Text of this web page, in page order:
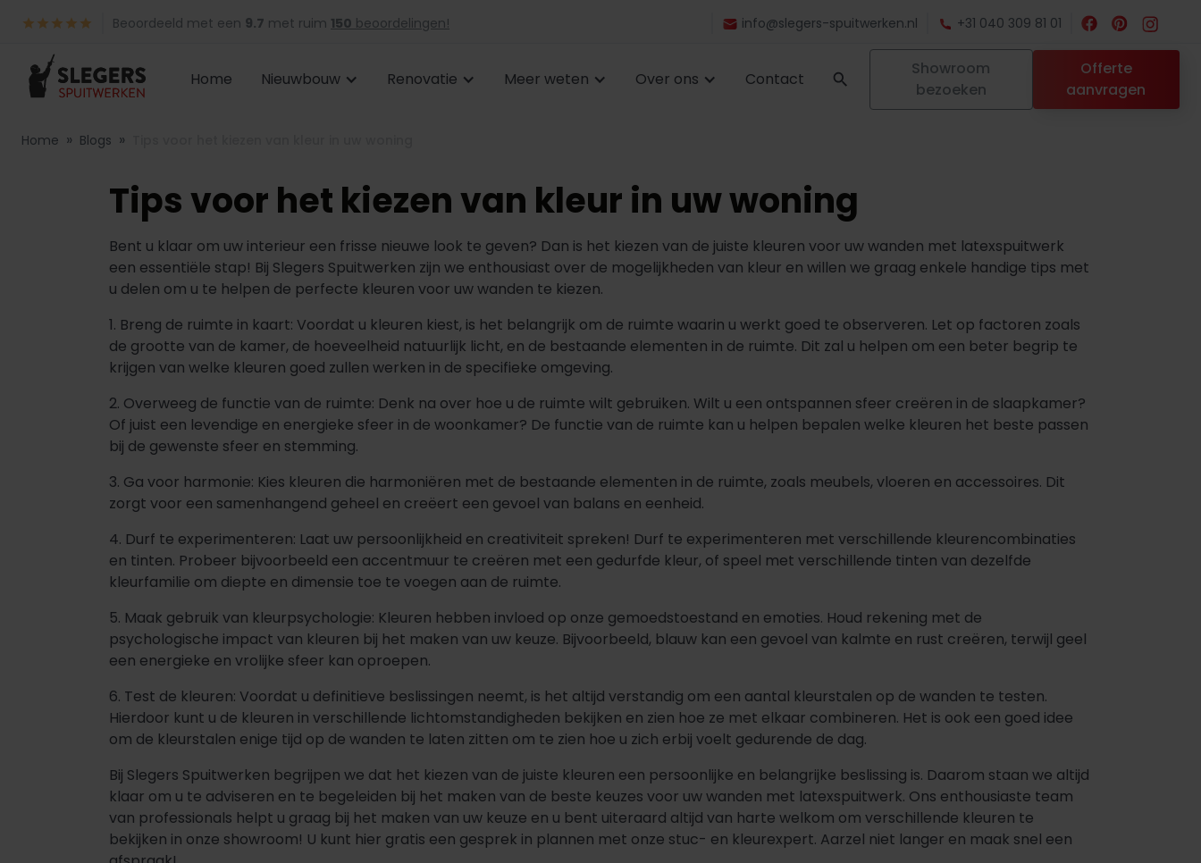
Beoordeeld met een 9.7 met ruim 150 beoordelingen! info@slegers-spuitwerken.nl +31 040 309 81 01
Home Nieuwbouw Renovatie Meer weten Over ons Contact
Showroom
bezoeken
Offerte
aanvragen
Home » Blogs »
Tips voor het kiezen van kleur in uw woning
Bent u klaar om uw interieur een frisse nieuwe look te geven? Dan is het kiezen van de juiste kleuren voor uw wanden met latexspuitwerk
een essentiële stap! Bij Slegers Spuitwerken zijn we enthousiast over de mogelijkheden van kleur en willen we graag enkele handige tips met
u delen om u te helpen de perfecte kleuren voor uw wanden te kiezen.
1. Breng de ruimte in kaart: Voordat u kleuren kiest, is het belangrijk om de ruimte waarin u werkt goed te observeren. Let op factoren zoals
de grootte van de kamer, de hoeveelheid natuurlijk licht, en de bestaande elementen in de ruimte. Dit zal u helpen om een beter begrip te
krijgen van welke kleuren goed zullen werken in de specifieke omgeving.
2. Overweeg de functie van de ruimte: Denk na over hoe u de ruimte wilt gebruiken. Wilt u een ontspannen sfeer creëren in de slaapkamer?
Of juist een levendige en energieke sfeer in de woonkamer? De functie van de ruimte kan u helpen bepalen welke kleuren het beste passen
bij de gewenste sfeer en stemming.
3. Ga voor harmonie: Kies kleuren die harmoniëren met de bestaande elementen in de ruimte, zoals meubels, vloeren en accessoires. Dit
zorgt voor een samenhangend geheel en creëert een gevoel van balans en eenheid.
4. Durf te experimenteren: Laat uw persoonlijkheid en creativiteit spreken! Durf te experimenteren met verschillende kleurencombinaties
en tinten. Probeer bijvoorbeeld een accentmuur te creëren met een gedurfde kleur, of speel met verschillende tinten van dezelfde
kleurfamilie om diepte en dimensie toe te voegen aan de ruimte.
5. Maak gebruik van kleurpsychologie: Kleuren hebben invloed op onze gemoedstoestand en emoties. Houd rekening met de
psychologische impact van kleuren bij het maken van uw keuze. Bijvoorbeeld, blauw kan een gevoel van kalmte en rust creëren, terwijl geel
een energieke en vrolijke sfeer kan oproepen.
6. Test de kleuren: Voordat u definitieve beslissingen neemt, is het altijd verstandig om een aantal kleurstalen op de wanden te testen.
Hierdoor kunt u de kleuren in verschillende lichtomstandigheden bekijken en zien hoe ze met elkaar combineren. Het is ook een goed idee
om de kleurstalen enige tijd op de wanden te laten zitten om te zien hoe u zich erbij voelt gedurende de dag.
Bij Slegers Spuitwerken begrijpen we dat het kiezen van de juiste kleuren een persoonlijke en belangrijke beslissing is. Daarom staan we altijd
klaar om u te adviseren en te begeleiden bij het maken van de beste keuzes voor uw wanden met latexspuitwerk. Ons enthousiaste team
van professionals helpt u graag bij het maken van uw keuze en u bent uiteraard altijd van harte welkom om verschillende kleuren te
bekijken in onze showroom! U kunt hier gratis een gesprek in plannen met onze stuc- en kleurexpert. Aarzel niet langer en maak snel een